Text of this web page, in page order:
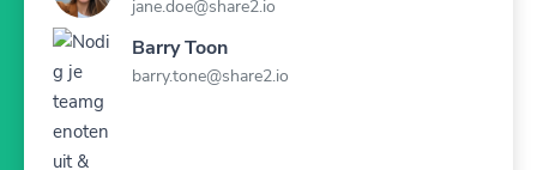
jane.doe@share2.io
Barry Toon
barry.tone@share2.io